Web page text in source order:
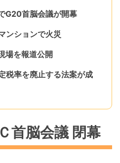
首脳会議が開幕
ションで火災
を報道公開
率を廃止する法案が成
首脳会議 閉幕